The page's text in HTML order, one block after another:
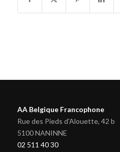
AA Belgique Francophone
Rue des Pieds d'Alouette, 42 b
5100 NANINNE
02 511 40 30